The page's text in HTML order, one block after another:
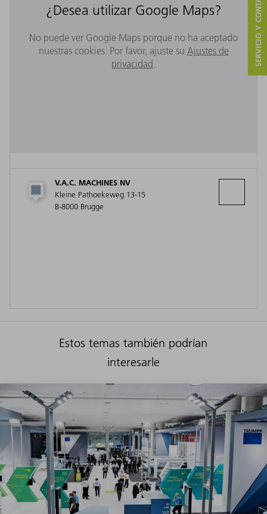
¿Desea utilizar Google Maps?
No puede ver Google Maps porque no ha aceptado
nuestras cookies. Por favor, ajuste su Ajustes de
privacidad.
V.A.C. MACHINES NV
Kleine Pathoekeweg 13-15
B-8000 Brugge
Estos temas también podrían
interesarle
SERVICIO Y CONTACTO